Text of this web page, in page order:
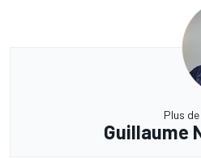
Plus de
Guillaume